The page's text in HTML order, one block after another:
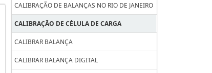
CALIBRAÇÃO DE BALANÇAS NO RIO DE JANEIRO
CALIBRAÇÃO DE CÉLULA DE CARGA
CALIBRAR BALANÇA
CALIBRAR BALANÇA DIGITAL